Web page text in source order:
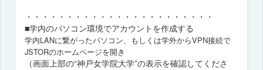
・・・・・・・・・・・・・・・・・・・・・・・
■学内のパソコン環境でアカウントを作成する
学内LANに繋がったパソコン、もしくは学外からVPN接続で
JSTORのホームページを開き
（画面上部の“神戸女学院大学”の表示を確認してくださ